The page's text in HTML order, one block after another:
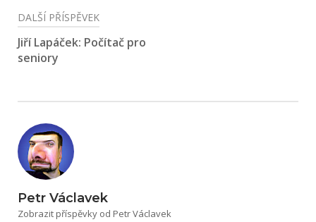
DALŠÍ PŘÍSPĚVEK
Jiří Lapáček: Počítač pro
seniory
Petr Václavek
Zobrazit příspěvky od Petr Václavek